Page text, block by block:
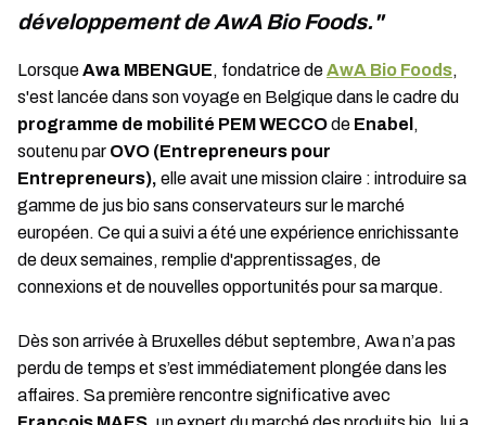
développement de AwA Bio Foods."
LorsqueAwa MBENGUE, fondatrice deAwA Bio Foods,
s'est lancée dans son voyage en Belgique dans le cadre du
programme de mobilité PEM WECCOde Enabel ,
soutenu par OVO (Entrepreneurs pour
Entrepreneurs), elle avait une mission claire : introduire sa
gamme de jus bio sans conservateurs sur le marché
européen. Ce qui a suivi a été une expérience enrichissante
de deux semaines, remplie d'apprentissages, de
connexions et de nouvelles opportunités pour sa marque.
Dès son arrivée à Bruxelles début septembre, Awa n’a pas
perdu de temps et s’est immédiatement plongée dans les
affaires. Sa première rencontre significative avec